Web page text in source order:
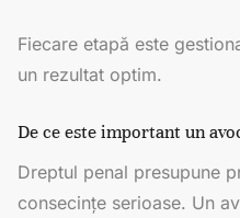
Fiecare etapă este
un rezultat optim.
De ce este important un
Dreptul penal presupune
consecințe serioase. Un